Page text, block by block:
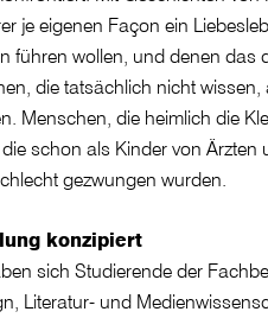
je eigenen Façon ein
führen wollen, und denen das
die tatsächlich nicht wissen,
Menschen, die heimlich die
schon als Kinder von Ärzten
gezwungen wurden.
konzipiert
sich Studierende der
Literatur- und